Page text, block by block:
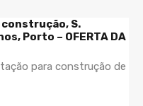
S.
Porto – OFERTA DA
para construção de